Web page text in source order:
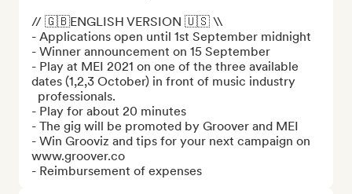
// 🇬🇧ENGLISH VERSION 🇺🇸 \\
- Applications open until 1st September midnight
- Winner announcement on 15 September
- Play at MEI 2021 on one of the three available
dates (1,2,3 October) in front of music industry
- Play for about 20 minutes
- The gig will be promoted by Groover and MEI
- Win Grooviz and tips for your next campaign on
www.groover.co
- Reimbursement of expenses